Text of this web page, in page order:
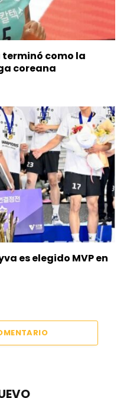
terminó como la
coreana
es elegido MVP en